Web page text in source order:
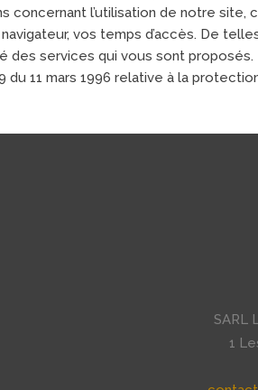
concernant l’utilisation de notre
vos temps d’accès. De
des services qui vous sont
du 11 mars 1996 relative à la
SARL
1